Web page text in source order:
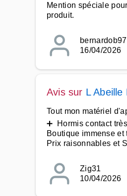
Mention spéciale
produit.
16/04/2026
Avis sur L Abeille
Tout mon matériel
➕ Hormis contact
Boutique immense
Prix raisonnables et
Zig31
10/04/2026